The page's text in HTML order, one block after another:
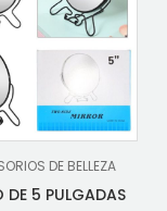
DE BELLEZA
DE 5 PULGADAS